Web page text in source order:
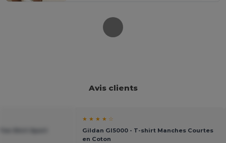
Avis clients
★ ★ ★ ★ ☆
Gildan GI5000 - T-shirt Manches Courtes
en Coton